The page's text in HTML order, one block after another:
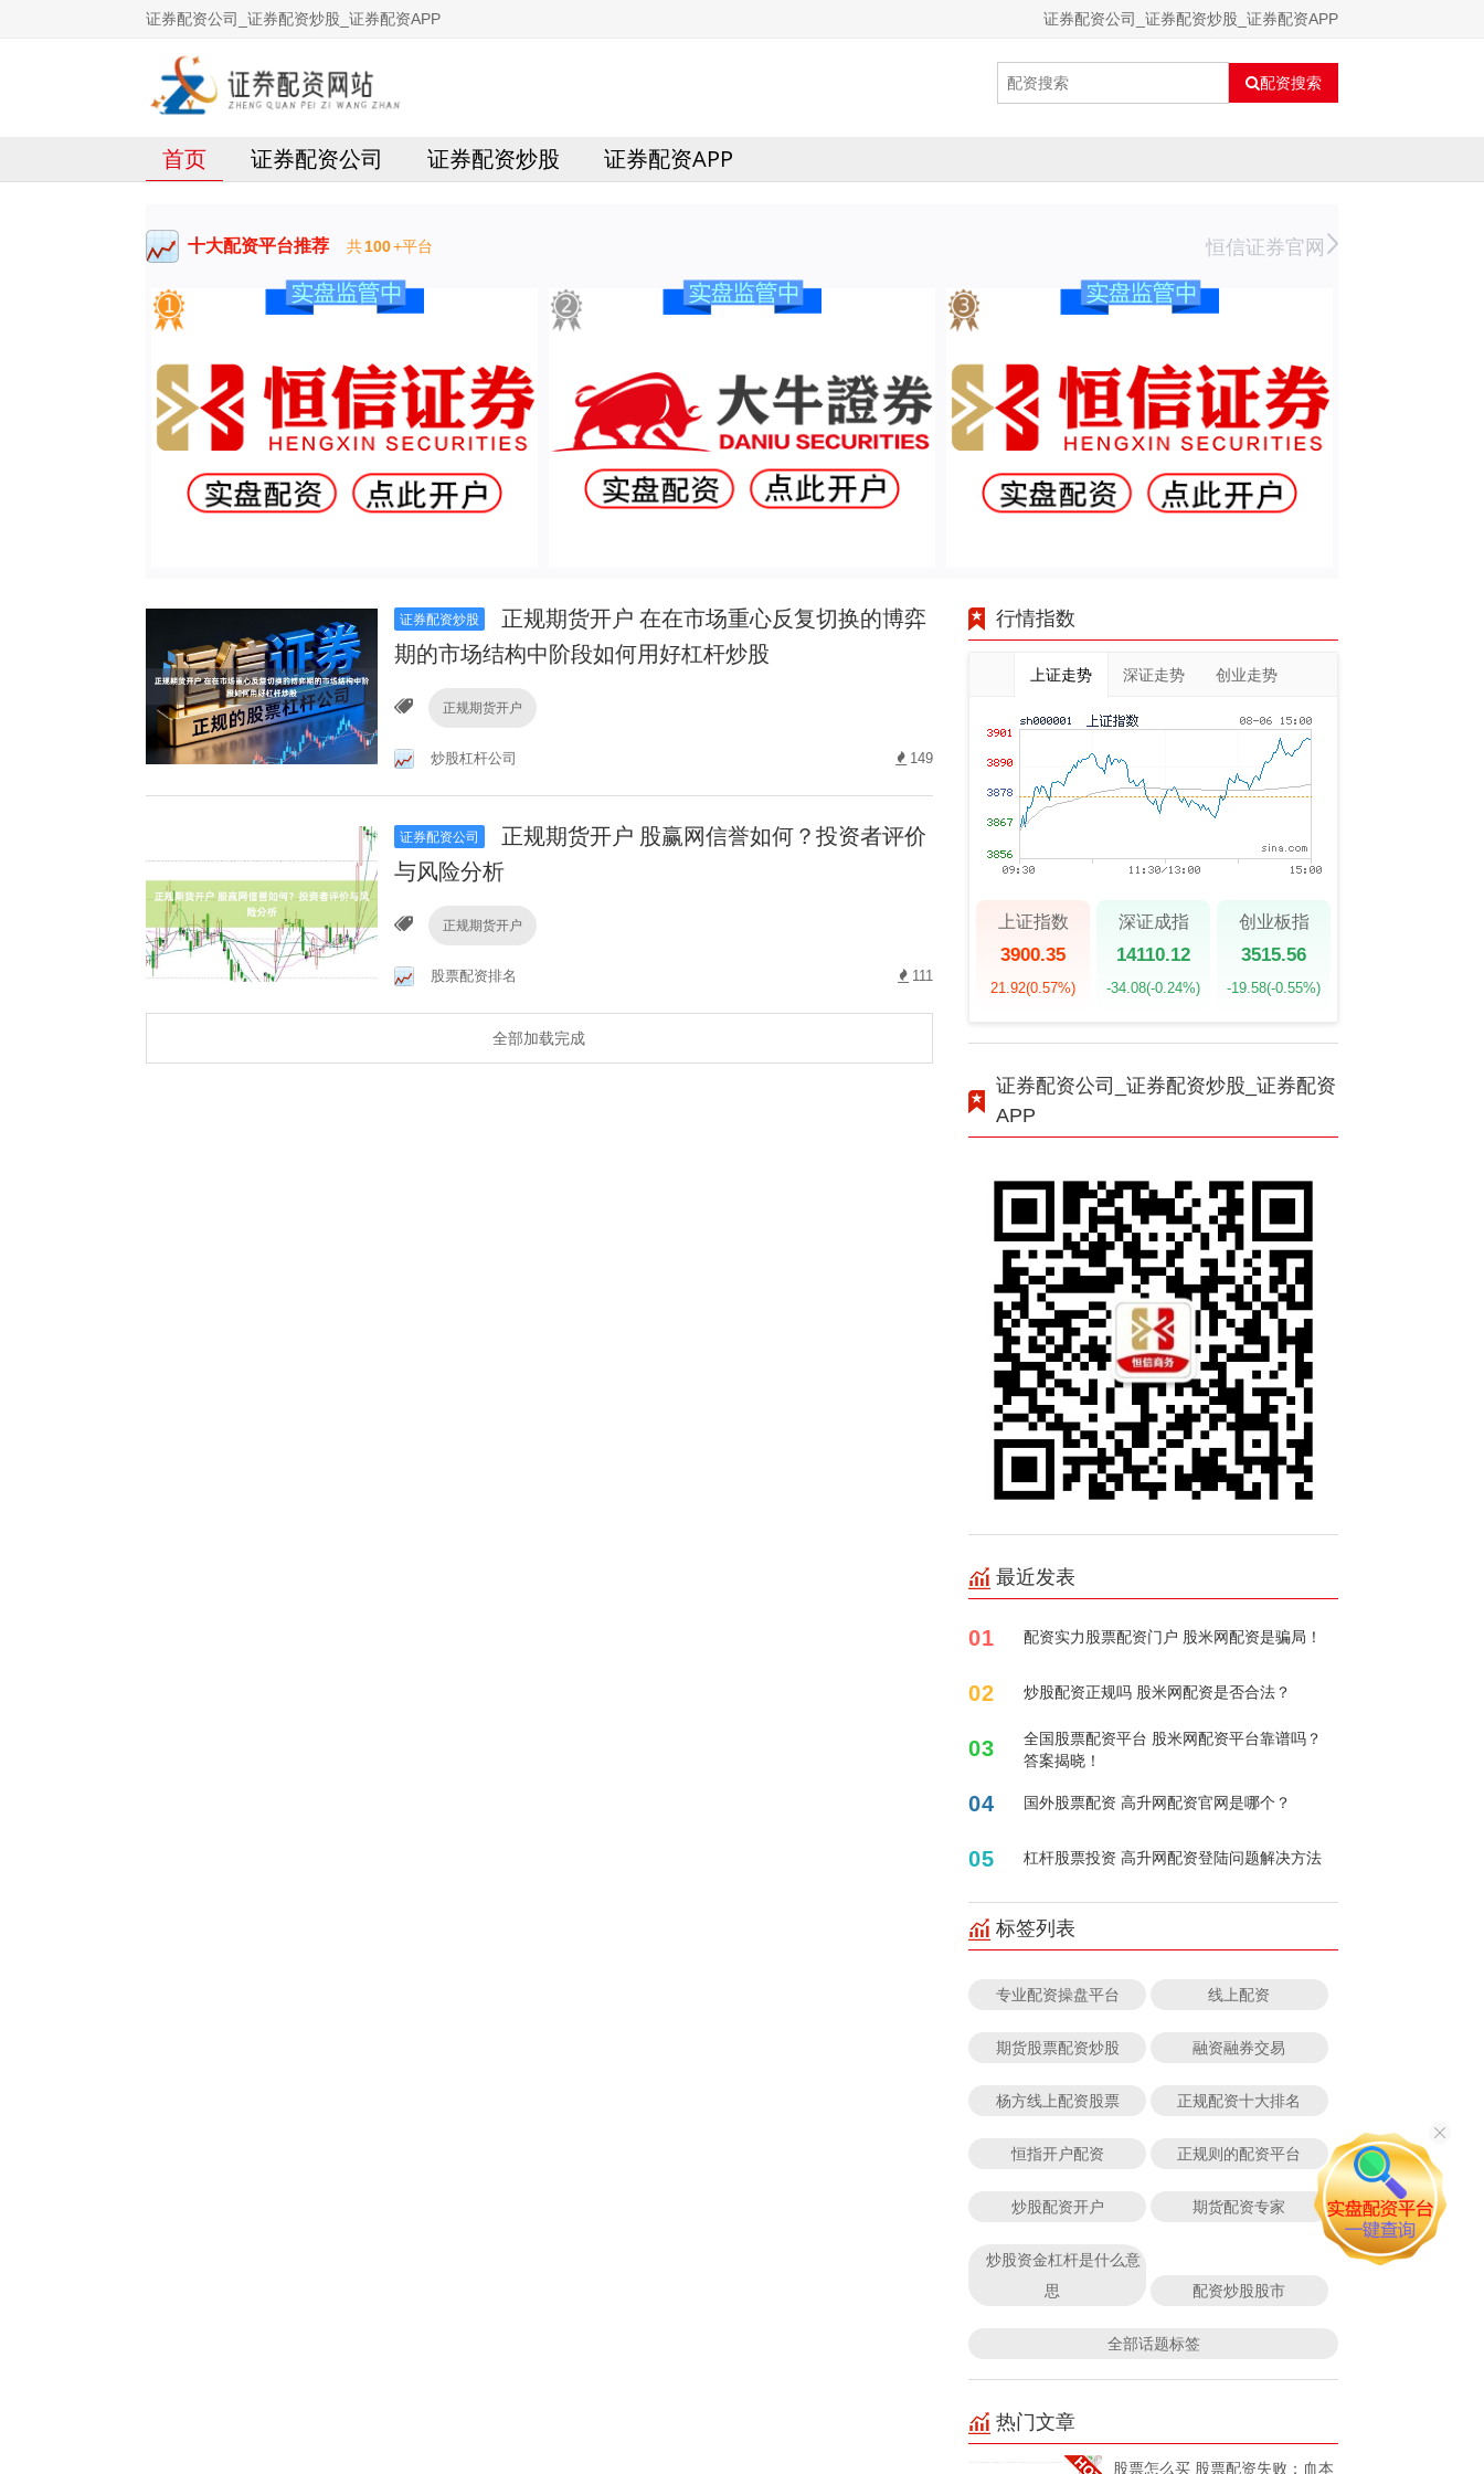
证券配资公司_证券配资炒股_证券配资APP 证券配资公司_证券配资炒股_证券配资APP
配资搜索
首页 证券配资公司 证券配资炒股 证券配资APP
十大配资平台推荐 共100+平台 恒信证券官网
证券配资炒股
正规期货开户 在在市场重心反复切换的博弈
期的市场结构中阶段如何用好杠杆炒股
正规期货开户
炒股杠杆公司 149
证券配资公司
正规期货开户 股赢网信誉如何？投资者评价
与风险分析
正规期货开户
股票配资排名 111
全部加载完成
行情指数
上证走势 深证走势 创业走势
上证指数
3900.35
21.92(0.57%)
深证成指
14110.12
-34.08(-0.24%)
创业板指
3515.56
-19.58(-0.55%)
证券配资公司_证券配资炒股_证券配资
APP
最近发表
01 配资实力股票配资门户 股米网配资是骗局！
02 炒股配资正规吗 股米网配资是否合法？
03
全国股票配资平台 股米网配资平台靠谱吗？
答案揭晓！
04 国外股票配资 高升网配资官网是哪个？
05 杠杆股票投资 高升网配资登陆问题解决方法
标签列表
专业配资操盘平台 线上配资
期货股票配资炒股 融资融券交易
杨方线上配资股票 正规配资十大排名
恒指开户配资 正规则的配资平台
炒股配资开户 期货配资专家
炒股资金杠杆是什么意
思
配资炒股股市
全部话题标签
热门文章
股票怎么买 股票配资失败：血本